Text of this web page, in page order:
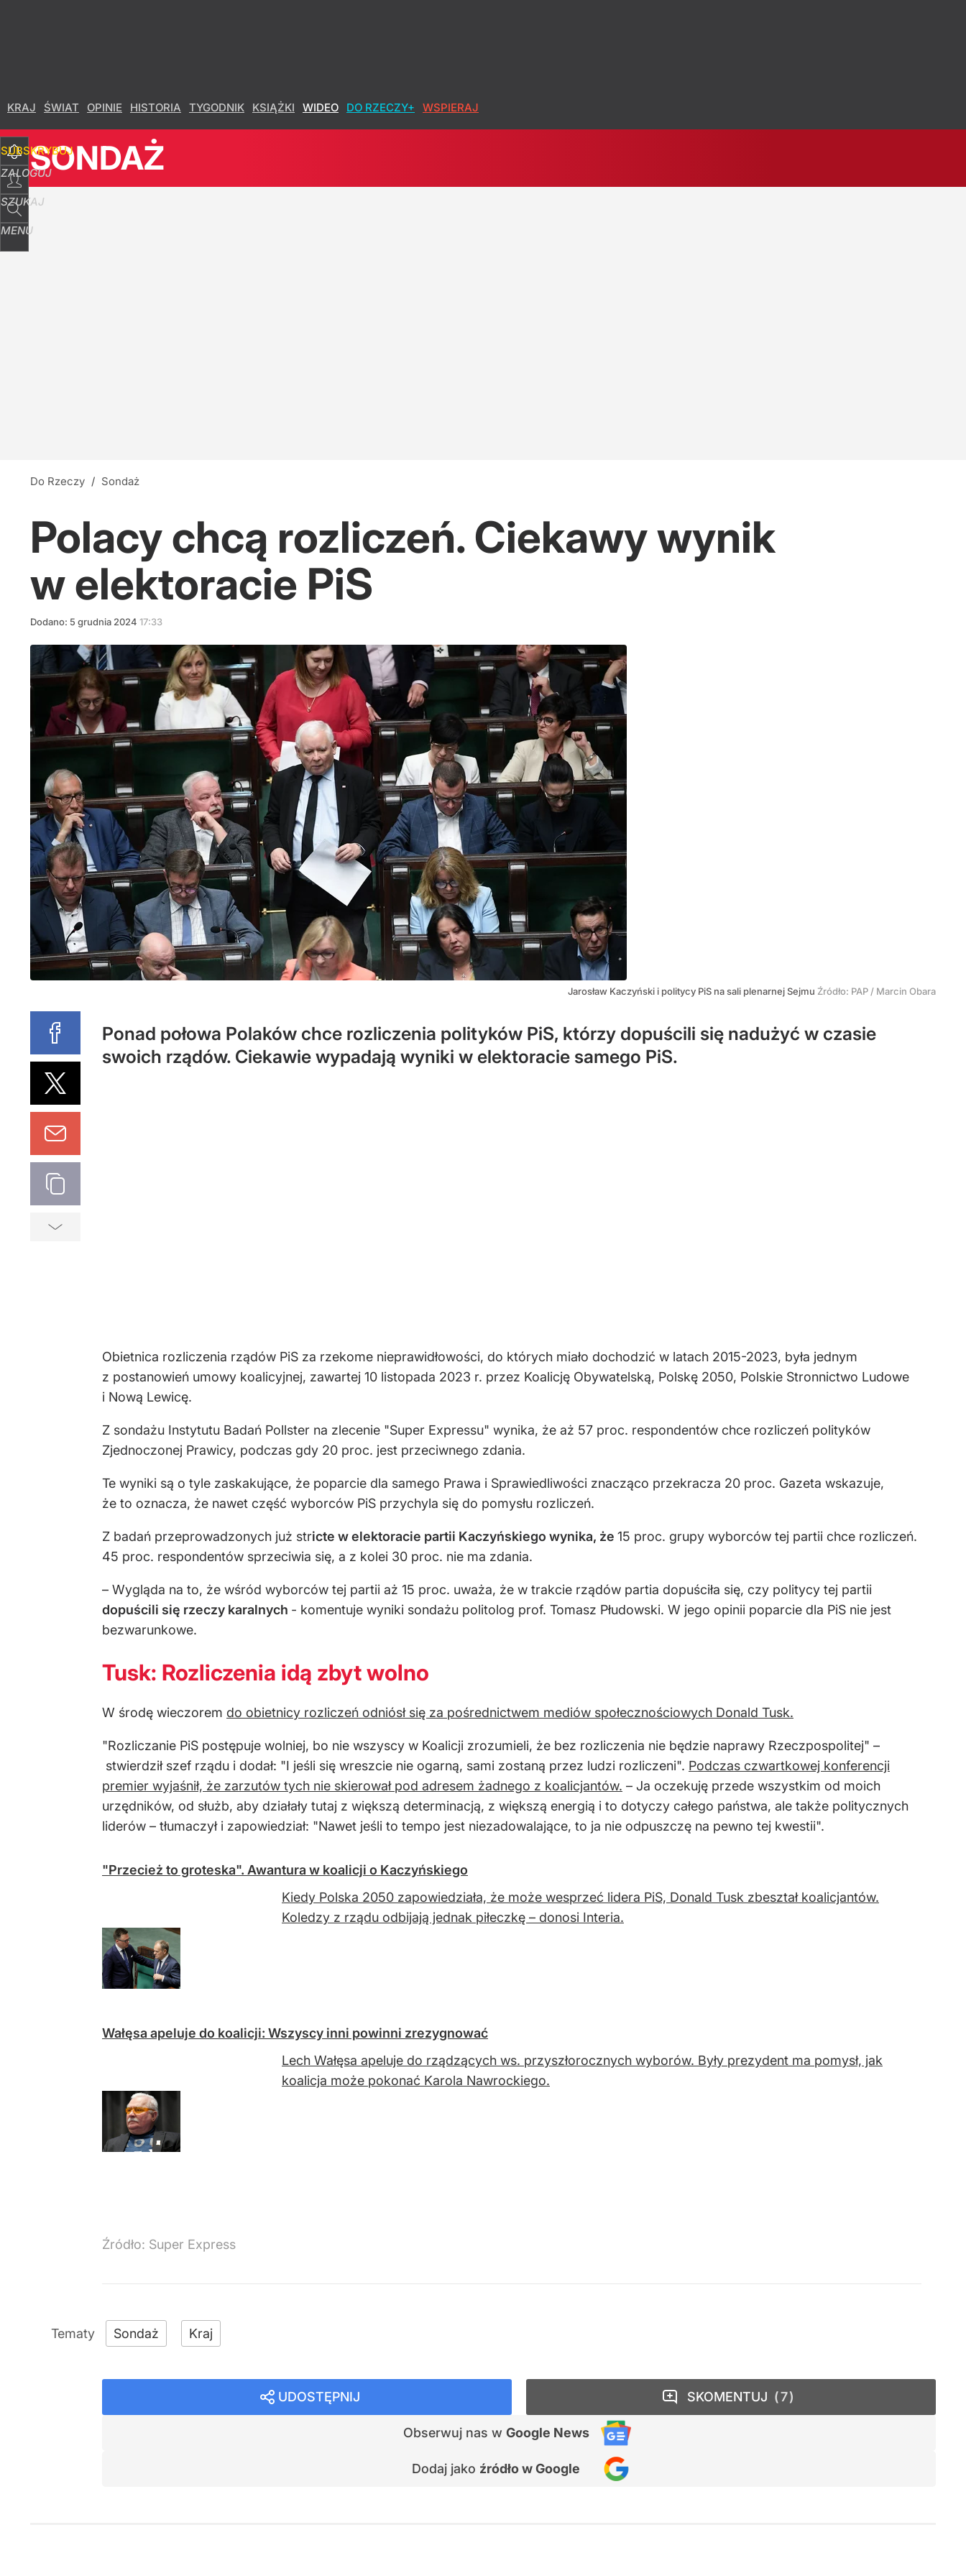
KRAJ ŚWIAT OPINIE HISTORIA TYGODNIK KSIĄŻKI WIDEO DO RZECZY+ WSPIERAJ
SUBSKRYBUJ
ZALOGUJ
SZUKAJ
MENU
SONDAŻ
Do Rzeczy / Sondaż
Polacy chcą rozliczeń. Ciekawy wynik
w elektoracie PiS
Dodano: 5 grudnia 2024 17:33
Jarosław Kaczyński i politycy PiS na sali plenarnej Sejmu Źródło: PAP / Marcin Obara
Ponad połowa Polaków chce rozliczenia polityków PiS, którzy dopuścili się nadużyć w czasie
swoich rządów. Ciekawie wypadają wyniki w elektoracie samego PiS.
Obietnica rozliczenia rządów PiS za rzekome nieprawidłowości, do których miało dochodzić w latach 2015-2023, była jednym
z postanowień umowy koalicyjnej, zawartej 10 listopada 2023 r. przez Koalicję Obywatelską, Polskę 2050, Polskie Stronnictwo Ludowe
i Nową Lewicę.
Z sondażu Instytutu Badań Pollster na zlecenie "Super Expressu" wynika, że aż 57 proc. respondentów chce rozliczeń polityków
Zjednoczonej Prawicy, podczas gdy 20 proc. jest przeciwnego zdania.
Te wyniki są o tyle zaskakujące, że poparcie dla samego Prawa i Sprawiedliwości znacząco przekracza 20 proc. Gazeta wskazuje,
że to oznacza, że nawet część wyborców PiS przychyla się do pomysłu rozliczeń.
Z badań przeprowadzonych już stricte w elektoracie partii Kaczyńskiego wynika, że 15 proc. grupy wyborców tej partii chce rozliczeń.
45 proc. respondentów sprzeciwia się, a z kolei 30 proc. nie ma zdania.
– Wygląda na to, że wśród wyborców tej partii aż 15 proc. uważa, że w trakcie rządów partia dopuściła się, czy politycy tej partii
dopuścili się rzeczy karalnych - komentuje wyniki sondażu politolog prof. Tomasz Płudowski. W jego opinii poparcie dla PiS nie jest
bezwarunkowe.
Tusk: Rozliczenia idą zbyt wolno
W środę wieczorem do obietnicy rozliczeń odniósł się za pośrednictwem mediów społecznościowych Donald Tusk.
"Rozliczanie PiS postępuje wolniej, bo nie wszyscy w Koalicji zrozumieli, że bez rozliczenia nie będzie naprawy Rzeczpospolitej" –
stwierdził szef rządu i dodał: "I jeśli się wreszcie nie ogarną, sami zostaną przez ludzi rozliczeni". Podczas czwartkowej konferencji
premier wyjaśnił, że zarzutów tych nie skierował pod adresem żadnego z koalicjantów. – Ja oczekuję przede wszystkim od moich
urzędników, od służb, aby działały tutaj z większą determinacją, z większą energią i to dotyczy całego państwa, ale także politycznych
liderów – tłumaczył i zapowiedział: "Nawet jeśli to tempo jest niezadowalające, to ja nie odpuszczę na pewno tej kwestii".
"Przecież to groteska". Awantura w koalicji o Kaczyńskiego
Kiedy Polska 2050 zapowiedziała, że może wesprzeć lidera PiS, Donald Tusk zbeształ koalicjantów.
Koledzy z rządu odbijają jednak piłeczkę – donosi Interia.
Wałęsa apeluje do koalicji: Wszyscy inni powinni zrezygnować
Lech Wałęsa apeluje do rządzących ws. przyszłorocznych wyborów. Były prezydent ma pomysł, jak
koalicja może pokonać Karola Nawrockiego.
Źródło: Super Express
Sondaż Kraj
UDOSTĘPNIJ
Obserwuj nas w Google News
Dodaj jako źródło w Google
SKOMENTUJ 7